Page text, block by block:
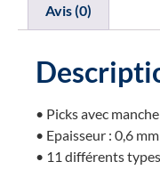
Avis (0)
• Picks avec
• Epaisseur : 0,6 mm
• 11 différents